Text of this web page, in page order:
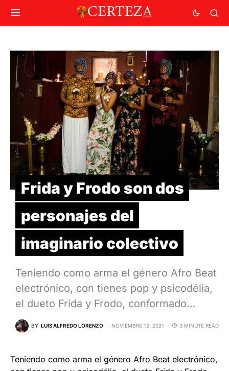
Frida y Frodo son dos
personajes del
imaginario colectivo
Teniendo como arma el género Afro Beat
electrónico, con tienes pop y psicodélia,
el dueto Frida y Frodo, conformado…
BY LUIS ALFREDO LORENZO NOVIEMBRE 12, 2021 3 MINUTE READ
Teniendo como arma el género Afro Beat electrónico,